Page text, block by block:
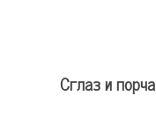
Сглаз и порча